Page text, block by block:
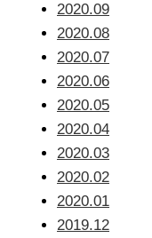
2020.09
2020.08
2020.07
2020.06
2020.05
2020.04
2020.03
2020.02
2020.01
2019.12